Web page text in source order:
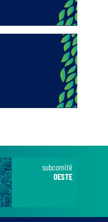
subcomitê
OESTE